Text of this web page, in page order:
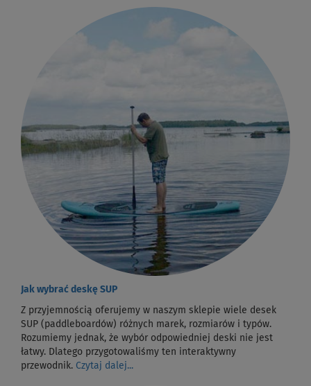
Jak wybrać deskę SUP
Z przyjemnością oferujemy w naszym sklepie wiele desek
SUP (paddleboardów) różnych marek, rozmiarów i typów.
Rozumiemy jednak, że wybór odpowiedniej deski nie jest
łatwy. Dlatego przygotowaliśmy ten interaktywny
przewodnik. Czytaj dalej...